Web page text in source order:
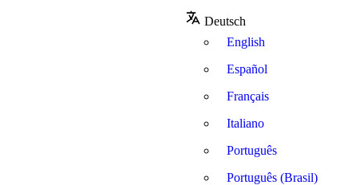
Deutsch
English
Español
Français
Italiano
Português
Português (Brasil)